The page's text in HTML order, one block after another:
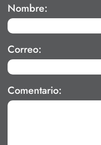
Nombre:
Correo:
Comentario: